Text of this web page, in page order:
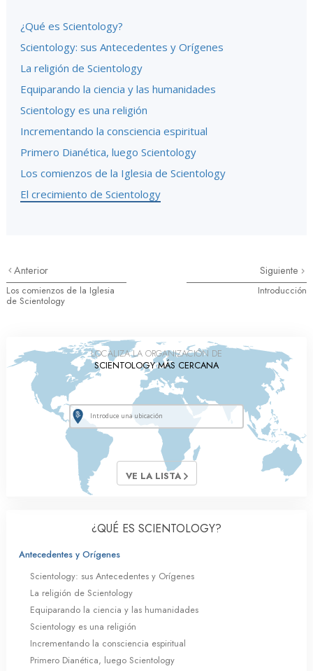
¿Qué es Scientology?
Scientology: sus Antecedentes y Orígenes
La religión de Scientology
Equiparando la ciencia y las humanidades
Scientology es una religión
Incrementando la consciencia espiritual
Primero Dianética, luego Scientology
Los comienzos de la Iglesia de Scientology
El crecimiento de Scientology
Anterior
Los comienzos de la Iglesia
de Scientology
Siguiente
Introducción
LOCALIZA LA ORGANIZACIÓN DE
SCIENTOLOGY MÁS CERCANA
VE LA LISTA
¿QUÉ ES SCIENTOLOGY?
Antecedentes y Orígenes
Scientology: sus Antecedentes y Orígenes
La religión de Scientology
Equiparando la ciencia y las humanidades
Scientology es una religión
Incrementando la consciencia espiritual
Primero Dianética, luego Scientology